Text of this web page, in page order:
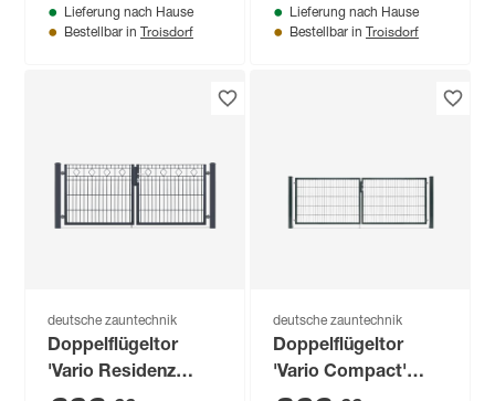
Lieferung nach Hause
Bestellbar in Troisdorf
cm,
Pfostenverlängerung
Lieferung nach Hause
Bestellbar in Troisdorf
deutsche zauntechnik
Doppelflügeltor
'Vario Residenz
deutsche zauntechnik
Doppelflügeltor
'Vario Compact'